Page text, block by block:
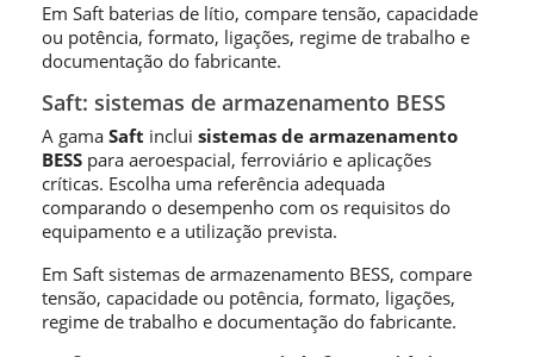
Em Saft baterias de lítio, compare tensão, capacidade
ou potência, formato, ligações, regime de trabalho e
documentação do fabricante.
Saft: sistemas de armazenamento BESS
A gama Saft inclui sistemas de armazenamento
BESS para aeroespacial, ferroviário e aplicações
críticas. Escolha uma referência adequada
comparando o desempenho com os requisitos do
equipamento e a utilização prevista.
Em Saft sistemas de armazenamento BESS, compare
tensão, capacidade ou potência, formato, ligações,
regime de trabalho e documentação do fabricante.